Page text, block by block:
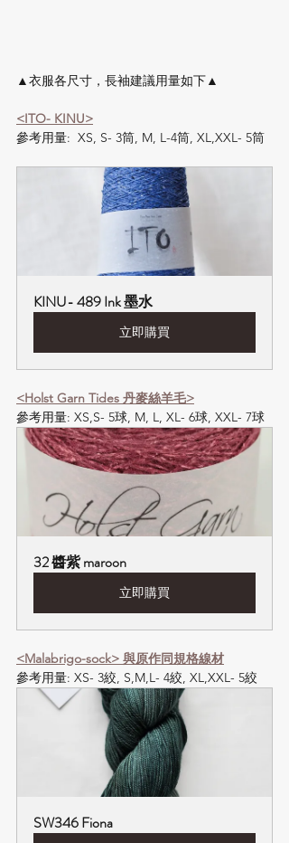
▲衣服各尺寸，長袖建議用量如下▲
<ITO- KINU>
參考用量:  XS, S- 3筒, M, L-4筒, XL,XXL- 5筒
KINU- 489 Ink 墨水
立即購買
<Holst Garn Tides 丹麥絲羊毛>
參考用量: XS,S- 5球, M, L, XL- 6球, XXL- 7球
32 醬紫 maroon
立即購買
<Malabrigo-sock> 與原作同規格線材
參考用量: XS- 3絞, S,M,L- 4絞, XL,XXL- 5絞
SW346 Fiona